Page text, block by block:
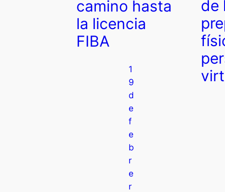
camino hasta
la licencia
FIBA
1
9
d
e
f
e
b
r
e
r
de